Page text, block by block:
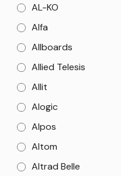
AL-KO
Alfa
Allboards
Allied Telesis
Allit
Alogic
Alpos
Altom
Altrad Belle